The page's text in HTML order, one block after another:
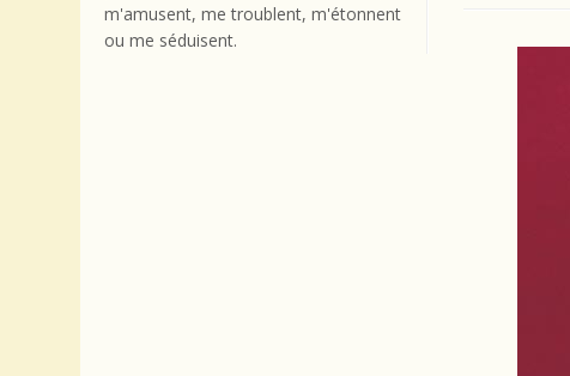
m'amusent, me troublent, m'étonnent
ou me séduisent.